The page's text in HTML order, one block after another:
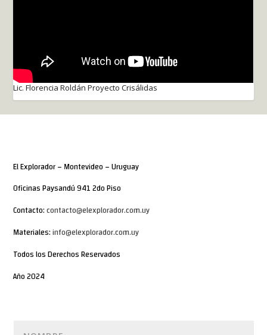
Lic. Florencia Roldán Proyecto Crisálidas
El Explorador – Montevideo – Uruguay
Oficinas Paysandú 941 2do Piso
Contacto:contacto@elexplorador.com.uy
Materiales:info@elexplorador.com.uy
Todos los Derechos Reservados
Año 2024